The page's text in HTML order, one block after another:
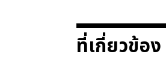
ที่เกี่ยวข้อง